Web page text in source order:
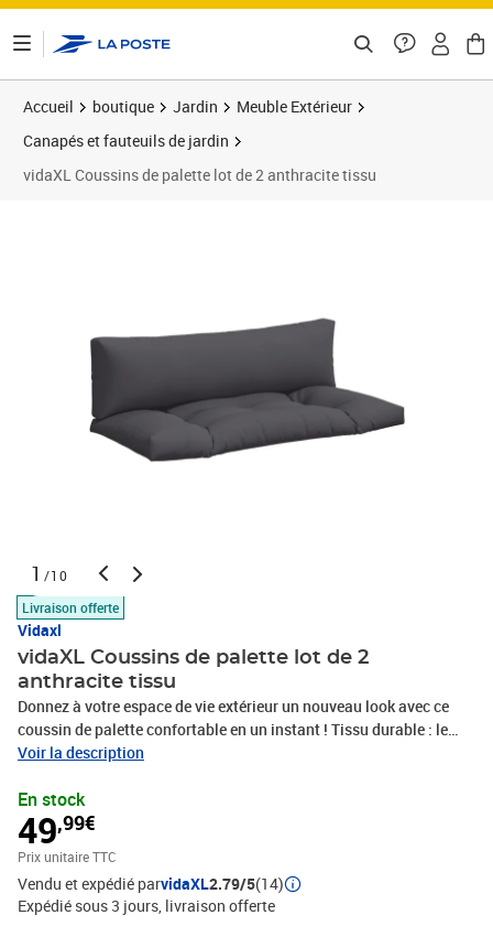
Accueil boutique Jardin
Meuble Extérieur
Canapés et fauteuils de jardin
vidaXL Coussins de palette lot de 2 anthracite tissu
1 /10
Livraison offerte
Vidaxl
vidaXL Coussins de palette lot de 2
anthracite tissu
Donnez à votre espace de vie extérieur un nouveau look avec ce
coussin de palette confortable en un instant ! Tissu durable : le
polyester est une matière synthétique connue pour sa résistance
l’eau, ce qui en fait le choix idéal pour les conditions humides ou
pluvieuses et est également facile à nettoyer.Rembourrage doux :
le coussin d'extérieur est rembourré de fibres creuses pour un
confort d'assise ultra-doux et optimal. Le coussin de siège
retrouve sa forme initiale après chaque utilisation.Large
application : le coussin est non seulement adapté pour une
Voir la description
En stock
49,99€
Prix unitaire TTC
Vendu et expédié parvidaXL2.79/5(14)
Expédié sous 3 jours livraison offerte